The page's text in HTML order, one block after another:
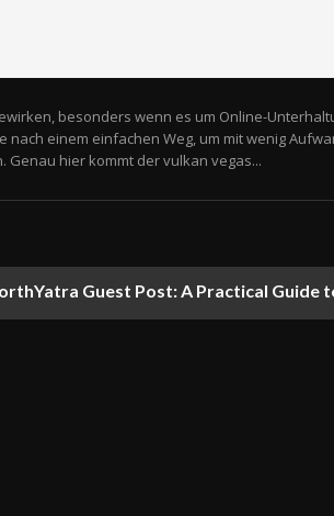
besonders wenn es um Online-
nach einem einfachen Weg, um mit wenig
Genau hier kommt der vulkan vegas...
Guest Post: A Practical Guide